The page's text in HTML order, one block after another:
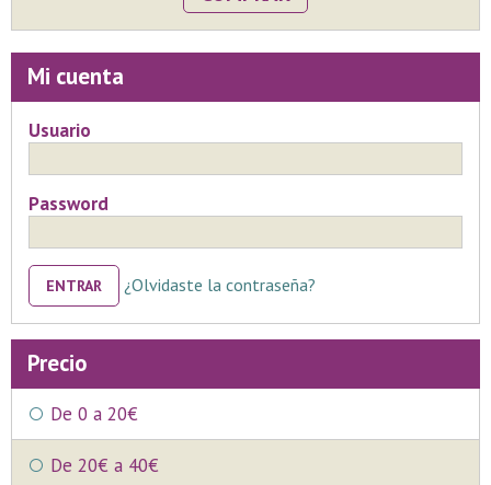
Mi cuenta
Usuario
Password
ENTRAR ¿Olvidaste la contraseña?
Precio
De 0 a 20€
De 20€ a 40€